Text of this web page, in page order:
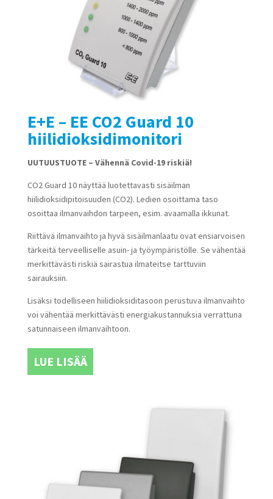
E+E – EE CO2 Guard 10
hiilidioksidimonitori
UUTUUSTUOTE – Vähennä Covid-19 riskiä!
CO2 Guard 10 näyttää luotettavasti sisäilman
hiilidioksidipitoisuuden (CO2). Ledien osoittama taso
osoittaa ilmanvaihdon tarpeen, esim. avaamalla ikkunat.
Riittävä ilmanvaihto ja hyvä sisäilmanlaatu ovat ensiarvoisen
tärkeitä terveelliselle asuin- ja työympäristölle. Se vähentää
merkittävästi riskiä sairastua ilmateitse tarttuviin
sairauksiin.
Lisäksi todelliseen hiilidioksiditasoon perustuva ilmanvaihto
voi vähentää merkittävästi energiakustannuksia verrattuna
satunnaiseen ilmanvaihtoon.
LUE LISÄÄ